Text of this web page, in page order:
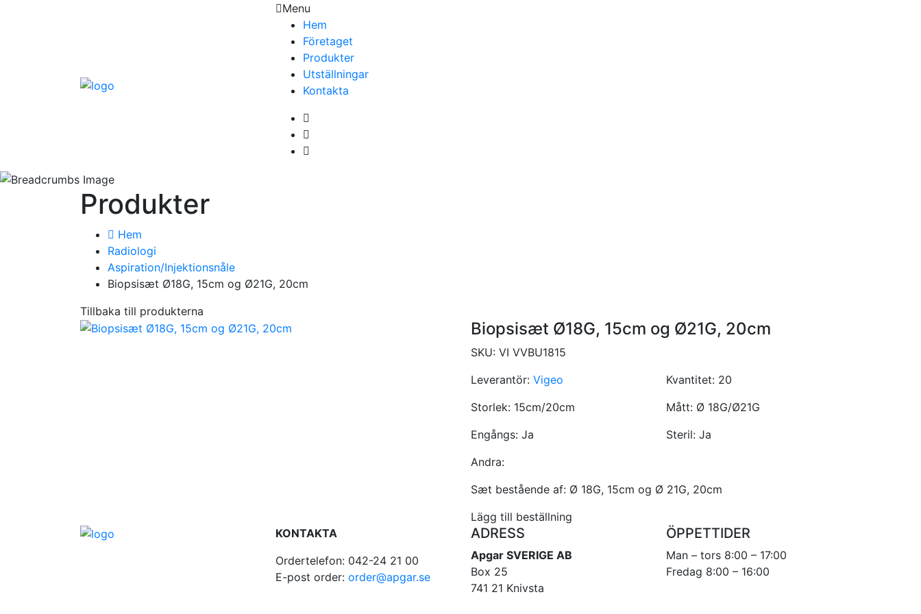
Menu
Hem
Företaget
Produkter
Utställningar
Kontakta
Produkter
Hem
Radiologi
Aspiration/Injektionsnåle
Biopsisæt Ø18G, 15cm og Ø21G, 20cm
Tillbaka till produkterna
Biopsisæt Ø18G, 15cm og Ø21G, 20cm
SKU: VI VVBU1815
Leverantör: Vigeo Kvantitet: 20
Storlek: 15cm/20cm Mått: Ø 18G/Ø21G
Engångs: Ja Steril: Ja
Andra:
Sæt bestående af: Ø 18G, 15cm og Ø 21G, 20cm
Lägg till beställning
KONTAKTA
Ordertelefon: 042-24 21 00
E-post order: order@apgar.se
ADRESS
Apgar SVERIGE AB
Box 25
741 21 Knivsta
ÖPPETTIDER
Man – tors 8:00 – 17:00
Fredag 8:00 – 16:00